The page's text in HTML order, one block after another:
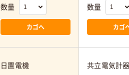
数量
カゴへ
数量
カゴ
日置電機 共立電気計器